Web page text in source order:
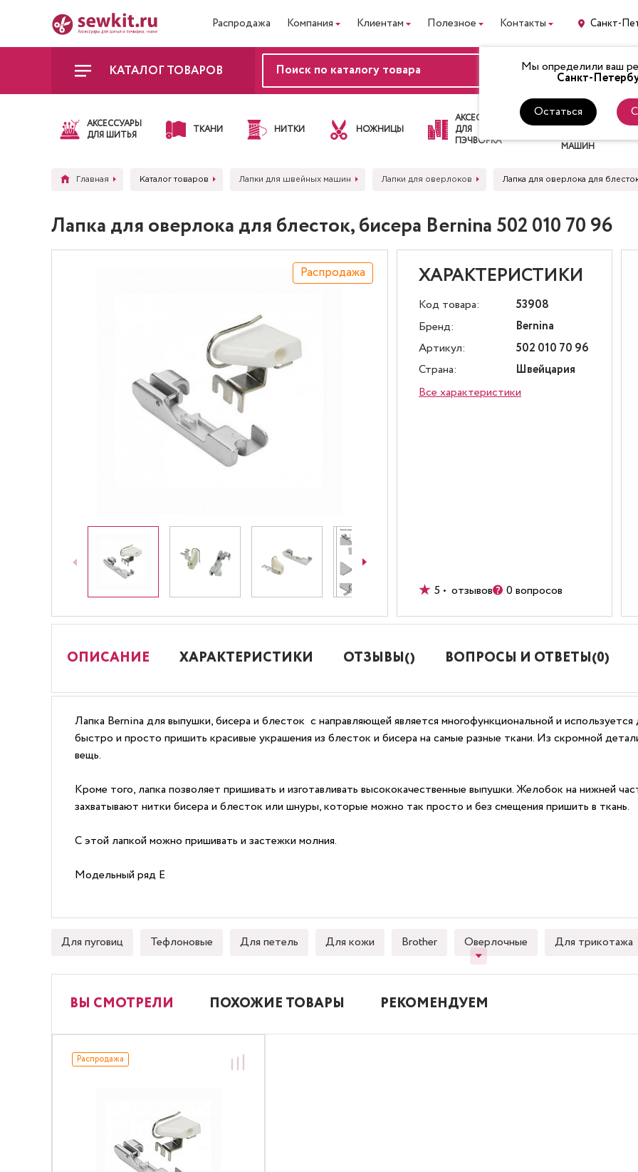
Распродажа Компания Клиентам Полезное Контакты Санкт-
Мы определили ваш
Санкт-
Остаться
КАТАЛОГ ТОВАРОВ ВХОД
АКСЕССУАРЫ
ДЛЯ ШИТЬЯ
ТКАНИ НИТКИ НОЖНИЦЫ
АКСЕССУАРЫ
ДЛЯ
ПЭЧВОРКА
ЛАПКИ
ДЛЯ
МАШИН
Главная Каталог товаров Лапки для швейных машин Лапки для оверлоков Лапка для оверлока для
Лапка для оверлока для блесток, бисера Bernina 502 010 70 96
Распродажа ХАРАКТЕРИСТИКИ
Код товара:
53908
Бренд:
Bernina
Артикул:
502 010 70 96
Страна:
Швейцария
Все характеристики
5 • отзывов 0 вопросов
ОПИСАНИЕ ХАРАКТЕРИСТИКИ ОТЗЫВЫ() ВОПРОСЫ И ОТВЕТЫ(0)
Лапка Bernina для выпушки, бисера и блесток с направляющей является многофункциональной и
быстро и просто пришить красивые украшения из блесток и бисера на самые разные ткани. Из скромной
вещь.
Кроме того, лапка позволяет пришивать и изготавливать высококачественные выпушки. Желобок на нижней
захватывают нитки бисера и блесток или шнуры, которые можно так просто и без смещения пришить в ткань.
С этой лапкой можно пришивать и застежки молния.
Модельный ряд E
Для пуговиц Тефлоновые Для петель Для кожи Brother Оверлочные Для трикотажа
ВЫ СМОТРЕЛИ ПОХОЖИЕ ТОВАРЫ РЕКОМЕНДУЕМ
Распродажа